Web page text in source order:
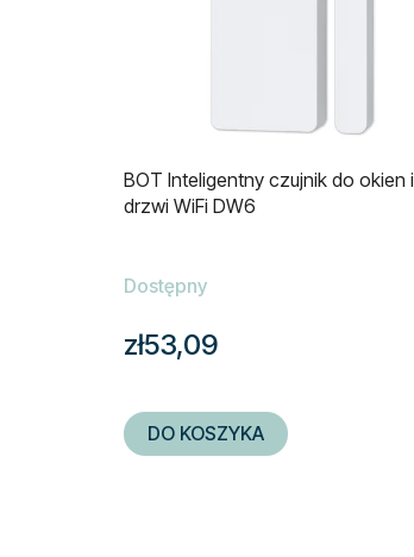
BOT Inteligentny czujnik do okien i
drzwi WiFi DW6
Dostępny
zł53,09
DO KOSZYKA